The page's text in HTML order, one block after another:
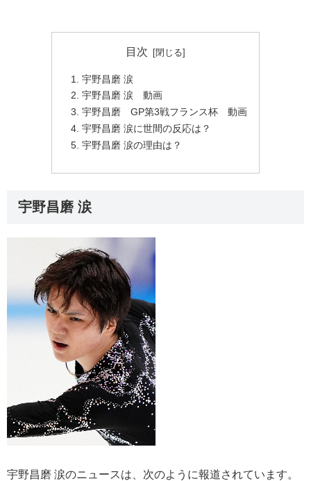
目次
宇野昌磨 涙
宇野昌磨 涙 動画
宇野昌磨 GP第3戦フランス杯 動画
宇野昌磨 涙に世間の反応は？
宇野昌磨 涙の理由は？
宇野昌磨 涙
宇野昌磨 涙のニュースは、次のように報道されています。